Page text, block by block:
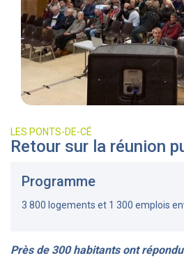
LES PONTS-DE-CÉ
Retour sur la réunion
Programme
3 800 logements et 1 300 emplois
Près de 300 habitants ont